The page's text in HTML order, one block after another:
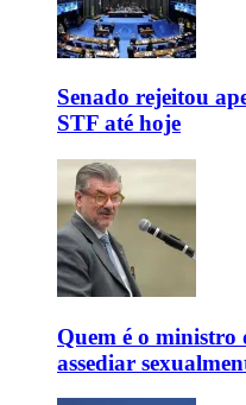
Senado rejeitou
STF até hoje
Quem é o ministro
assediar